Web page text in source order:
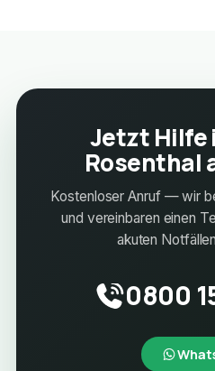
Jetzt Hilfe
Rosenthal
Kostenloser Anruf — wir
und vereinbaren einen
akuten
0800